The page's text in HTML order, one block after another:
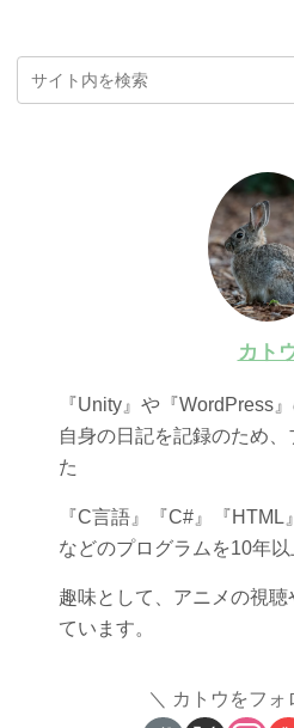
カト
『Unity』や『WordPress
自身の日記を記録のため
た
『C言語』『C#』『HTML
などのプログラムを10年以
趣味として、アニメの視
ています。
カトウをフォ